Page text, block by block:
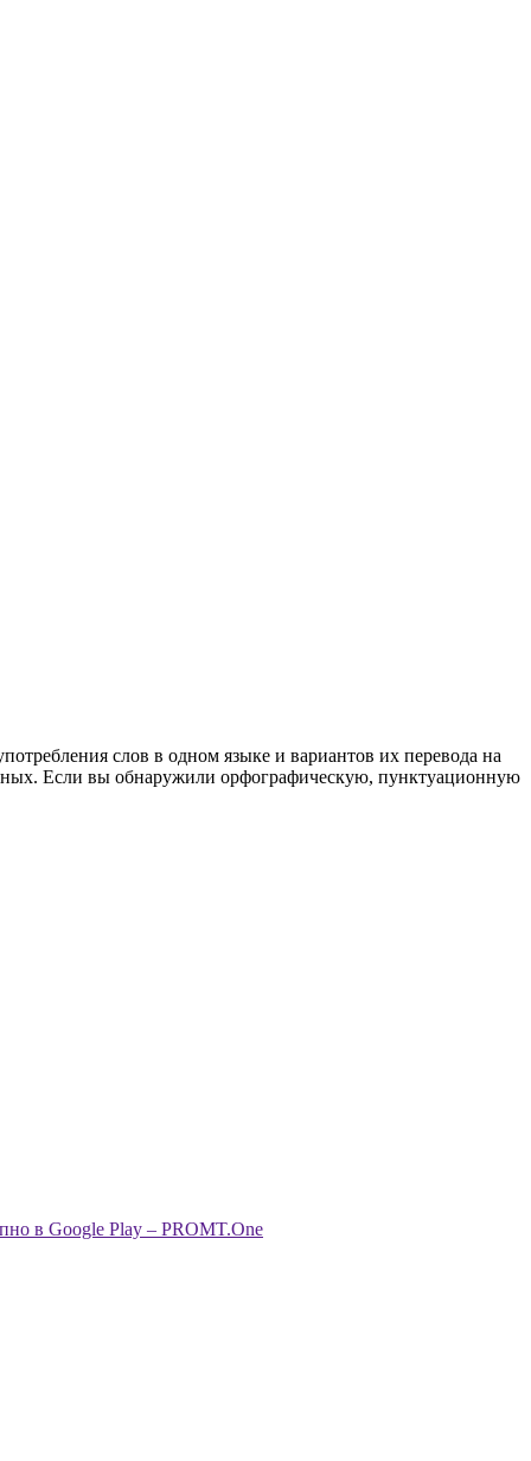
слов в одном языке и вариантов их перевода на
Если вы обнаружили орфографическую, пунктуационную